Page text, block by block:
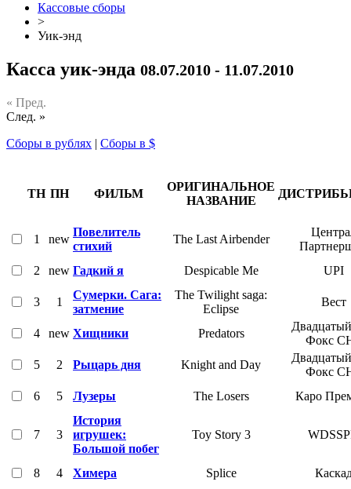
Кассовые сборы
>
Уик-энд
Касса уик-энда 08.07.2010 - 11.07.2010
« Пред.
След. »
Сборы в рублях | Сборы в $
ТН ПН ФИЛЬМ
ОРИГИНАЛЬНОЕ
НАЗВАНИЕ
1 new
Повелитель
стихий
The Last Airbender
2
new Гадкий я Despicable Me UPI
3 1
Сумерки. Сага:
затмение
The Twilight saga:
Eclipse
Вест
4 new Хищники Predators
Фокс
5
2 Рыцарь дня Knight and Day
Фокс
6
5 Лузеры The Losers Каро
7 3
История
игрушек:
Большой побег
Toy Story 3
8 4 Химера Splice